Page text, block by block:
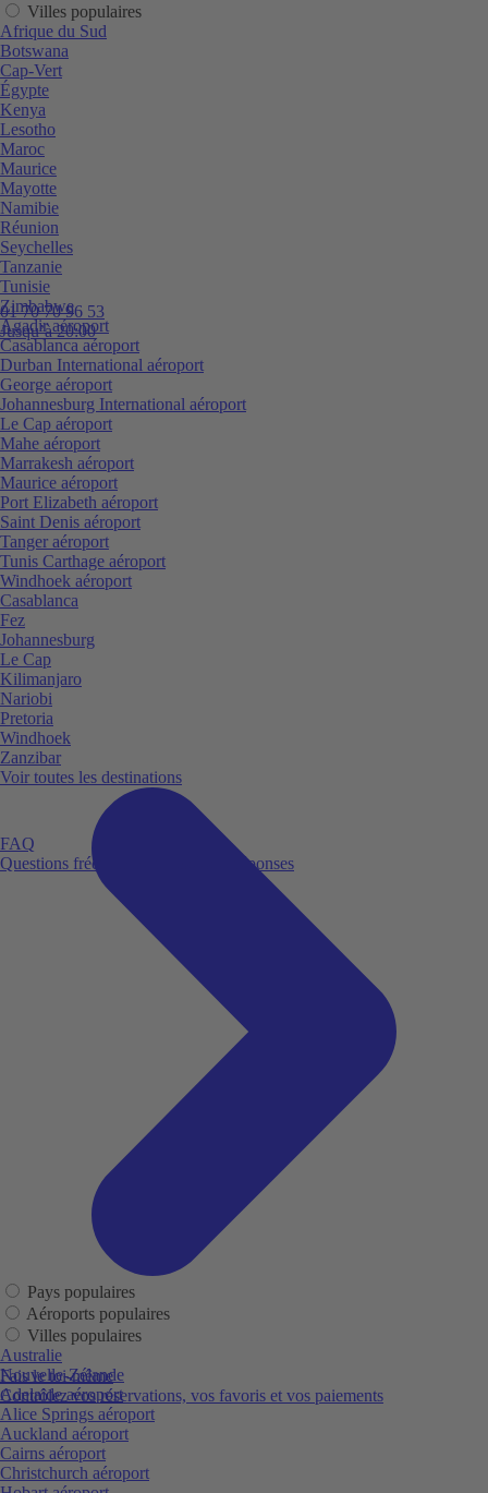
01 70 70 96 53
Jusqu’à 20:00
FAQ
Questions fréquemment posées et réponses
Fais le toi-même
Contrôlez vos réservations, vos favoris et vos paiements
Villes populaires
Afrique du Sud
Botswana
Cap-Vert
Égypte
Kenya
Lesotho
Maroc
Maurice
Mayotte
Namibie
Réunion
Seychelles
Tanzanie
Tunisie
Zimbabwe
Agadir aéroport
Casablanca aéroport
Durban International aéroport
George aéroport
Johannesburg International aéroport
Le Cap aéroport
Mahe aéroport
Marrakesh aéroport
Maurice aéroport
Port Elizabeth aéroport
Saint Denis aéroport
Tanger aéroport
Tunis Carthage aéroport
Windhoek aéroport
Casablanca
Fez
Johannesburg
Le Cap
Kilimanjaro
Nariobi
Pretoria
Windhoek
Zanzibar
Voir toutes les destinations
Pays populaires
Aéroports populaires
Villes populaires
Australie
Nouvelle-Zélande
Adelaide aéroport
Alice Springs aéroport
Auckland aéroport
Cairns aéroport
Christchurch aéroport